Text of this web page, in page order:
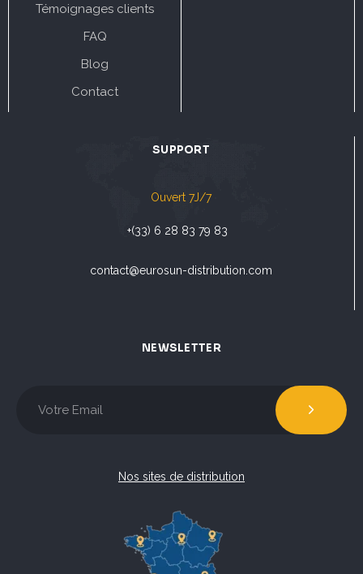
Témoignages clients
FAQ
Blog
Contact
SUPPORT
Ouvert 7J/7
+(33) 6 28 83 79 83
contact@eurosun-distribution.com
NEWSLETTER
Nos sites de distribution